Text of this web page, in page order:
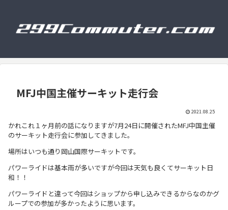
MFJ中国主催サーキット走行会
2021.08.25
かれこれ１ヶ月前の話になりますが7月24日に開催されたMFJ中国主催
のサーキット走行会に参加してきました。
場所はいつも通り岡山国際サーキットです。
パワーライドは基本雨が多いですが今回は天気も良くてサーキット日
和！！
パワーライドと違って今回はショップから申し込みできるからなのかグ
ループでの参加が多かったように思います。